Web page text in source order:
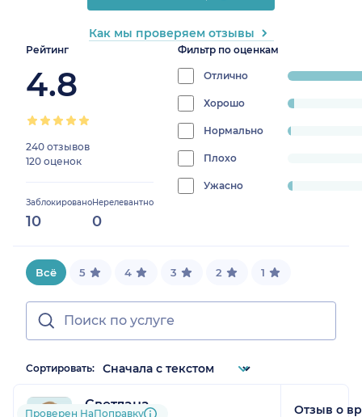
Рейтинг
4.8
240 отзывов
120 оценок
Заблокировано
10
Нерелевантно
0
Фильтр по оценкам
Отлично
progress:
94%
Хорошо
2.571428571428571%
Нормально
1.4285714285714286%
Плохо
progress:
Ужасно
2%
Как мы проверяем отзывы
Всё 5 4 3 2 1
Сортировать:
Светлана
Проверен НаПоправку Отзыв о